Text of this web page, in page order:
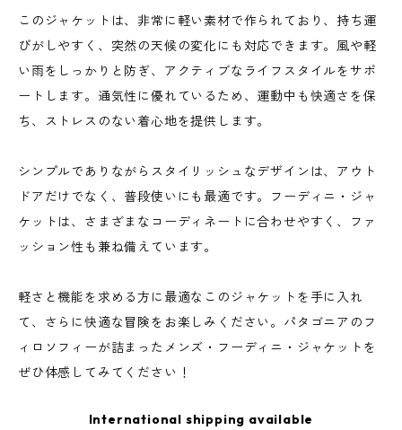
このジャケットは、非常に軽い素材で作られており、持ち運
びがしやすく、突然の天候の変化にも対応できます。風や軽
い雨をしっかりと防ぎ、アクティブなライフスタイルをサポ
ートします。通気性に優れているため、運動中も快適さを保
ち、ストレスのない着心地を提供します。
シンプルでありながらスタイリッシュなデザインは、アウト
ドアだけでなく、普段使いにも最適です。フーディニ・ジャ
ケットは、さまざまなコーディネートに合わせやすく、ファ
ッション性も兼ね備えています。
軽さと機能を求める方に最適なこのジャケットを手に入れ
て、さらに快適な冒険をお楽しみください。パタゴニアのフ
ィロソフィーが詰まったメンズ・フーディニ・ジャケットを
ぜひ体感してみてください！
International shipping available